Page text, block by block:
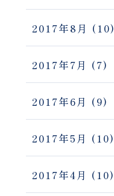
2017年8月 (10)
2017年7月 (7)
2017年6月 (9)
2017年5月 (10)
2017年4月 (10)